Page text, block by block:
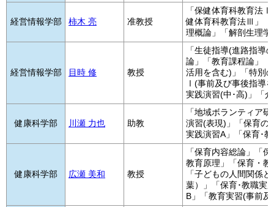
経営情報学部 柿木 亮 准教授
「保健体育科教育法
健体育科教育法Ⅲ」
理概論」「解剖生理
経営情報学部 目時 修 教授
「生徒指導(進路指導
論」「教育課程論」
活用を含む)」「特別
Ⅰ(事前及び事後指導
実践演習(中･高)」「
健康科学部 川瀬 力也 助教
「地域ボランティア
演習(表現)」「保育の
実践演習A」「保育･
健康科学部 広瀬 美和 教授
「保育内容総論」「
教育原理」「保育・
「子どもの人間関係
葉）」「保育･教職実
B」「教育実習(事前